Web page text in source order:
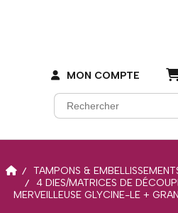
MON COMPTE
TAMPONS &
4 DIES/MATRICES DE
MERVEILLEUSE GLYCINE-LE +